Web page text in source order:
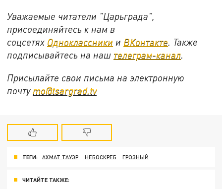
Уважаемые читатели "Царьграда",
присоединяйтесь к нам в
соцсетях Одноклассники и ВКонтакте. Также
подписывайтесь на наш телеграм-канал.
Присылайте свои письма на электронную
почту mo@tsargrad.tv
ТЕГИ: АХМАТ ТАУЭР НЕБОСКРЕБ ГРОЗНЫЙ
ЧИТАЙТЕ ТАКЖЕ: